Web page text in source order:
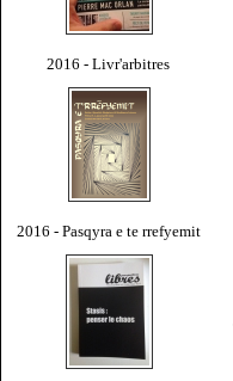
2016 - Livr'arbitres
2016 - Pasqyra e te rrefyemit